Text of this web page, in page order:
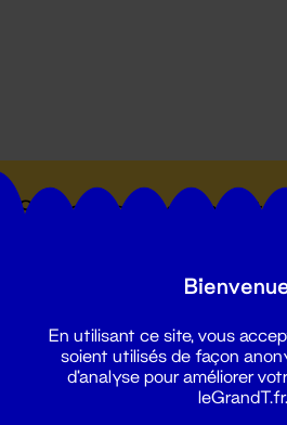
Suivez toutes les
En utilisant ce site, vous
soient utilisés de façon
d'analyse pour améliorer
leGrandT.fr.